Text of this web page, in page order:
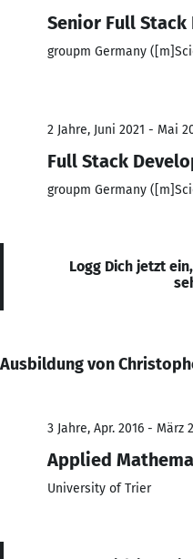
Senior Full Stack
groupm Germany
2 Jahre, Juni 2021 - Mai
Full Stack
groupm Germany
Logg Dich jetzt
Ausbildung von
3 Jahre, Apr. 2016 - März
Applied
University of Trier